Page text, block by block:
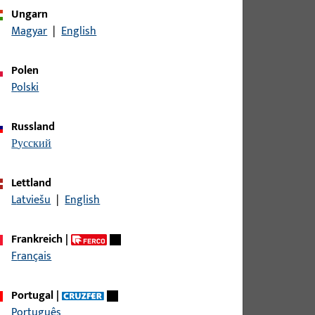
10 mm, Dübelart Mechanischer
10 mm, Dübelart Mechanischer
10 mm, Dübelart Mechanischer
Ungarn
Magyar | English
Polen
Polski
Russland
русский
Lettland
Latviešu | English
Frankreich|
Français
Portugal|